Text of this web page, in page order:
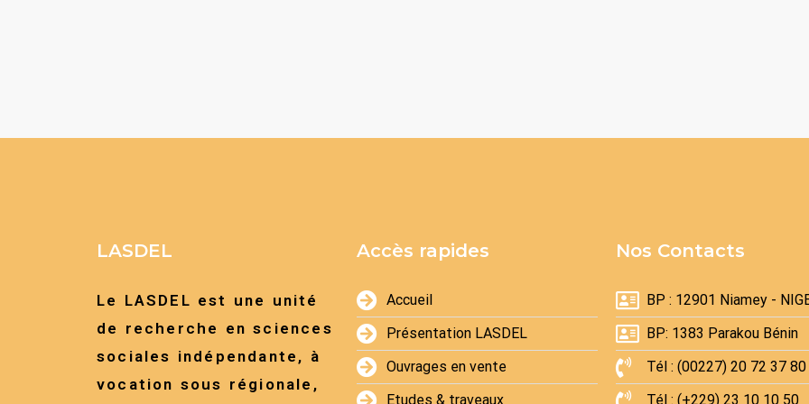
LASDEL
Le LASDEL est une unité
de recherche en sciences
sociales indépendante, à
vocation sous régionale,
Accès rapides
Accueil
Présentation LASDEL
Ouvrages en vente
Etudes & traveaux
Nos Contacts
BP : 12901 Niamey -
BP: 1383 Parakou Bénin
Tél : (00227) 20 72 37 80
Tél : (+229) 23 10 10 50